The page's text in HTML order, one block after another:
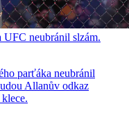
neubránil slzám.
parťáka neubránil
Allanův odkaz